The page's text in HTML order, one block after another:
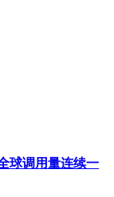
球调用量连续一